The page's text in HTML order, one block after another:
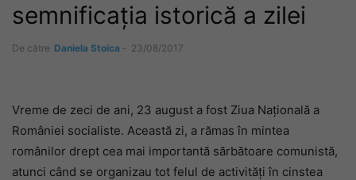
semnificația istorică a zilei
De către Daniela Stoica - 23/08/2017
Vreme de zeci de ani, 23 august a fost Ziua Naţională a
României socialiste. Această zi, a rămas în mintea
românilor drept cea mai importantă sărbătoare comunistă,
atunci când se organizau tot felul de activităţi în cinstea